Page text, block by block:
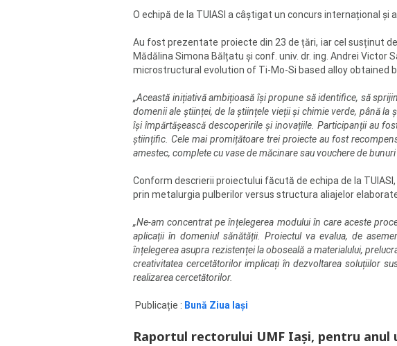
O echipă de la TUIASI a câștigat un concurs internațional
Au fost prezentate proiecte din 23 de țări, iar cel susținut
Mădălina Simona Bălțatu și conf. univ. dr. ing. Andrei
microstructural evolution of Ti-Mo-Si based alloy obtained
„Această inițiativă ambițioasă își propune să identifice, să
domenii ale științei, de la științele vieții și chimie verde, până
își împărtășească descoperirile și inovațiile. Participanții au
științific. Cele mai promițătoare trei proiecte au fost
amestec, complete cu vase de măcinare sau vouchere de
Conform descrierii proiectului făcută de echipa de la
prin metalurgia pulberilor versus structura aliajelor
„Ne-am concentrat pe înțelegerea modului în care aceste
aplicații în domeniul sănătății. Proiectul va evalua, de
înțelegerea asupra rezistenței la oboseală a materialului,
creativitatea cercetătorilor implicați în dezvoltarea soluțiilor
realizarea cercetătorilor.
Publicație : Bună Ziua Iași
Raportul rectorului UMF Iași, pentru